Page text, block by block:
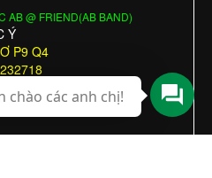
AB @ FRIEND(AB BAND)
Ý
P9 Q4
chào các anh chị!